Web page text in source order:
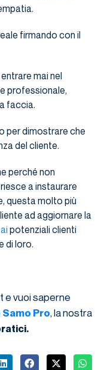
firmando con il
mai nel
professionale,
faccia.
per dimostrare che
del cliente.
perché non
a instaurare
questa molto più
ad aggiornare la
ai potenziali clienti
di loro.
e vuoi saperne
Pro, la nostra